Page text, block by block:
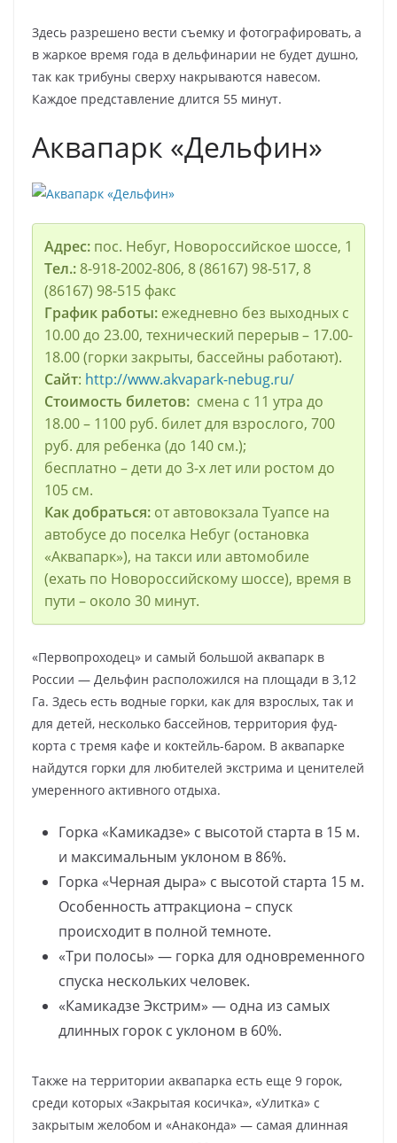
Здесь разрешено вести съемку и фотографировать, а
в жаркое время года в дельфинарии не будет душно,
так как трибуны сверху накрываются навесом.
Каждое представление длится 55 минут.
Аквапарк «Дельфин»
Адрес:пос. Небуг, Новороссийское шоссе, 1
Тел.:8-918-2002-806, 8 (86167) 98-517, 8
(86167) 98-515 факс
График работы:ежедневно без выходных с
10.00 до 23.00, технический перерыв – 17.00-
18.00 (горки закрыты, бассейны работают).
Сайт: http://www.akvapark-nebug.ru/
Стоимость билетов:смена с 11 утра до
18.00 – 1100 руб. билет для взрослого, 700
руб. для ребенка (до 140 см.);
бесплатно – дети до 3-х лет или ростом до
105 см.
Как добраться:от автовокзала Туапсе на
автобусе до поселка Небуг (остановка
«Аквапарк»), на такси или автомобиле
(ехать по Новороссийскому шоссе), время в
пути – около 30 минут.
«Первопроходец» и самый большой аквапарк в
России — Дельфин расположился на площади в 3,12
Га. Здесь есть водные горки, как для взрослых, так и
для детей, несколько бассейнов, территория фуд-
корта с тремя кафе и коктейль-баром. В аквапарке
найдутся горки для любителей экстрима и ценителей
умеренного активного отдыха.
Горка «Камикадзе» с высотой старта в 15 м.
и максимальным уклоном в 86%.
Горка «Черная дыра» с высотой старта 15 м.
Особенность аттракциона – спуск
происходит в полной темноте.
«Три полосы» — горка для одновременного
спуска нескольких человек.
«Камикадзе Экстрим» — одна из самых
длинных горок с уклоном в 60%.
Также на территории аквапарка есть еще 9 горок,
среди которых «Закрытая косичка», «Улитка» с
закрытым желобом и «Анаконда» — самая длинная